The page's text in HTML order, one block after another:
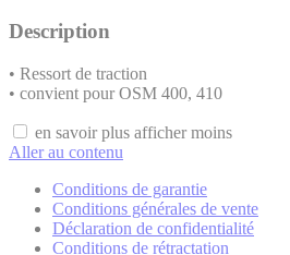
Description
• Ressort de traction
• convient pour OSM 400, 410
en savoir plus afficher moins
Aller au contenu
Conditions de garantie
Conditions générales de vente
Déclaration de confidentialité
Conditions de rétractation